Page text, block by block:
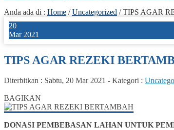
Anda ada di : Home /Uncategorized /TIPS AGAR
20
Mar 2021
TIPS AGAR REZEKI
Diterbitkan : Sabtu, 20 Mar 2021 - Kategori :
BAGIKAN
DONASI PEMBEBASAN LAHAN UNTUK